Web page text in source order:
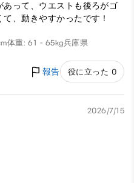
って、ウエストも後ろがゴ
、動きやすかったです！
体重: 61 - 65kg兵庫県
報告 役に立った 0
2026/7/15